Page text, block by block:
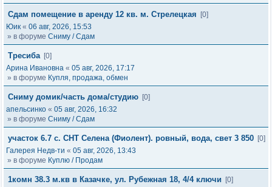
Сдам помещение в аренду 12 кв. м. Стрелецкая
[0]
Юик « 06 авг, 2026, 15:53
» в форуме Сниму / Сдам
Тресиба [0]
Арина Ивановна « 05 авг, 2026, 17:17
» в форуме Купля, продажа, обмен
Сниму домик/часть дома/студию [0]
апельсинко « 05 авг, 2026, 16:32
» в форуме Сниму / Сдам
участок 6.7 с. СНТ Селена (Фиолент). ровный, вода, свет 3 850 [0]
Галерея Недв-ти « 05 авг, 2026, 13:43
» в форуме Куплю / Продам
1комн 38.3 м.кв в Казачке, ул. Рубежная 18, 4/4 ключи
[0]